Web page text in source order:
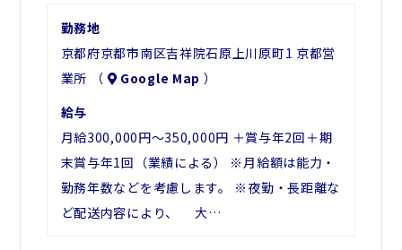
勤務地
京都府京都市南区吉祥院石原上川原町1 京都営
業所 （
Google Map ）
給与
月給300,000円～350,000円 ＋賞与年2回＋期
末賞与年1回（業績による） ※月給額は能力・
勤務年数などを考慮します。 ※夜勤・長距離な
ど配送内容により、 大…